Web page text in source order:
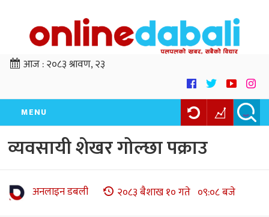
आज :२०८३ श्रावण, २३
MENU
व्यवसायी शेखर गोल्छा पक्राउ
अनलाइन डबली २०८३ बैशाख १० गते ०९:०८ बजे